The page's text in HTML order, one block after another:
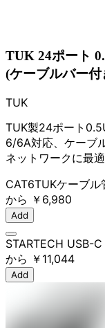
TUK 24ポート
(ケーブルバー付
TUK
TUK製24ポート
6/6A対応、ケーブ
ネットワークに最適
CAT6TUKケーブル
から ￥6,980
Add
STARTECH USB-
から ￥11,044
Add